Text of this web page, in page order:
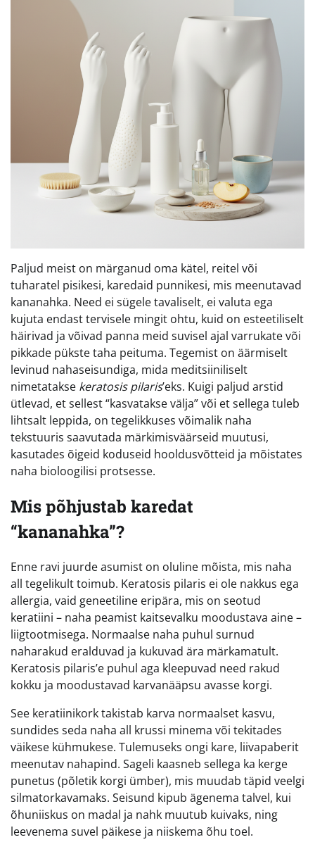
Paljud meist on märganud oma kätel, reitel või
tuharatel pisikesi, karedaid punnikesi, mis meenutavad
kananahka. Need ei sügele tavaliselt, ei valuta ega
kujuta endast tervisele mingit ohtu, kuid on esteetiliselt
häirivad ja võivad panna meid suvisel ajal varrukate või
pikkade pükste taha peituma. Tegemist on äärmiselt
levinud nahaseisundiga, mida meditsiiniliselt
nimetatakse keratosis pilaris’eks. Kuigi paljud arstid
ütlevad, et sellest “kasvatakse välja” või et sellega tuleb
lihtsalt leppida, on tegelikkuses võimalik naha
tekstuuris saavutada märkimisväärseid muutusi,
kasutades õigeid koduseid hooldusvõtteid ja mõistates
naha bioloogilisi protsesse.
Mis põhjustab karedat
“kananahka”?
Enne ravi juurde asumist on oluline mõista, mis naha
all tegelikult toimub. Keratosis pilaris ei ole nakkus ega
allergia, vaid geneetiline eripära, mis on seotud
keratiini – naha peamist kaitsevalku moodustava aine –
liigtootmisega. Normaalse naha puhul surnud
naharakud eralduvad ja kukuvad ära märkamatult.
Keratosis pilaris’e puhul aga kleepuvad need rakud
kokku ja moodustavad karvanääpsu avasse korgi.
See keratiinikork takistab karva normaalset kasvu,
sundides seda naha all krussi minema või tekitades
väikese kühmukese. Tulemuseks ongi kare, liivapaberit
meenutav nahapind. Sageli kaasneb sellega ka kerge
punetus (põletik korgi ümber), mis muudab täpid veelgi
silmatorkavamaks. Seisund kipub ägenema talvel, kui
õhuniiskus on madal ja nahk muutub kuivaks, ning
leevenema suvel päikese ja niiskema õhu toel.